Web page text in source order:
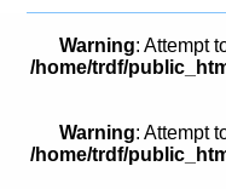
חומרים
Warning: Attempt
/home/trdf/
Warning: Attempt
/home/trdf/